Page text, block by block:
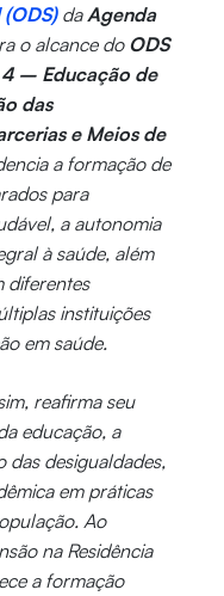
da Agenda
o alcance do ODS
4 – Educação de
das
e Meios de
a formação de
para
a autonomia
à saúde, além
diferentes
instituições
em saúde.
reafirma seu
educação, a
das desigualdades,
em práticas
Ao
na Residência
a formação